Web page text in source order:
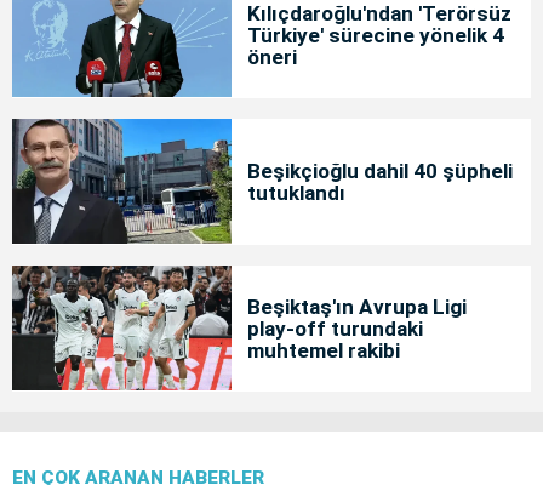
Kılıçdaroğlu'ndan 'Terörsüz
Türkiye' sürecine yönelik 4
öneri
Beşikçioğlu dahil 40 şüpheli
tutuklandı
Beşiktaş'ın Avrupa Ligi
play-off turundaki
muhtemel rakibi
EN ÇOK ARANAN HABERLER